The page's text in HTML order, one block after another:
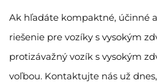
Ak hľadáte kompaktné, účinné
riešenie pre vozíky s vysokým
protizávažný vozík s vysokým
voľbou. Kontaktujte nás už